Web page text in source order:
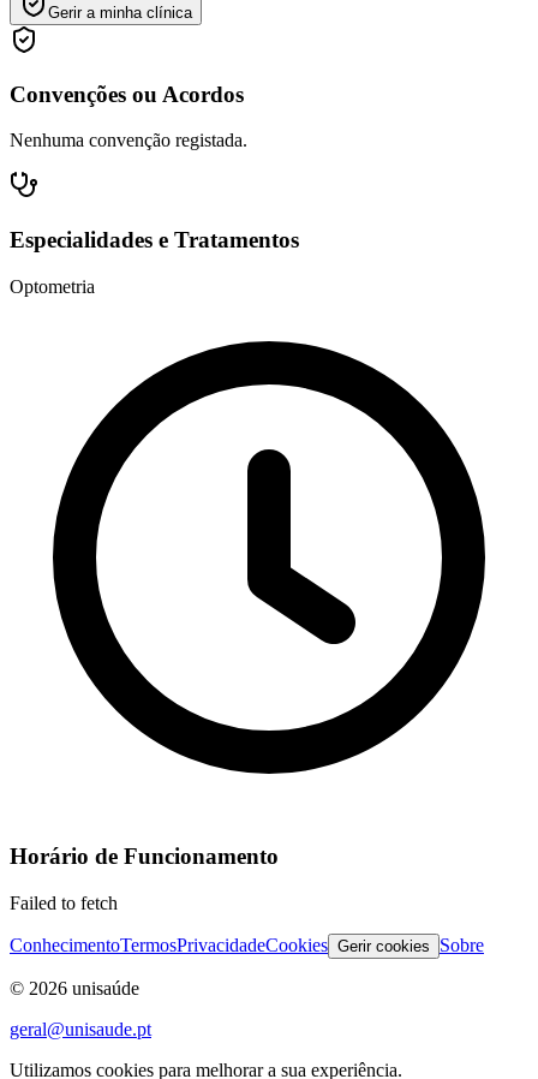
Gerir a minha clínica
Convenções ou Acordos
Nenhuma convenção registada.
Especialidades e Tratamentos
Optometria
Horário de Funcionamento
Failed to fetch
ConhecimentoTermosPrivacidadeCookies Gerir cookies Sobre
© 2026 unisaúde
geral@unisaude.pt
Utilizamos cookies para melhorar a sua experiência.